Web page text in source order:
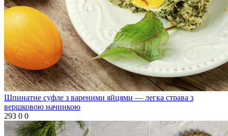
Шпинатне суфле з вареними яйцями — легка страва з
вершковою начинкою
293 0 0